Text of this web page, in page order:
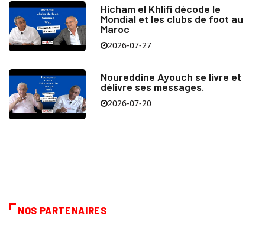
Hicham el Khlifi décode le
Mondial et les clubs de foot au
Maroc
2026-07-27
Noureddine Ayouch se livre et
délivre ses messages.
2026-07-20
NOS PARTENAIRES